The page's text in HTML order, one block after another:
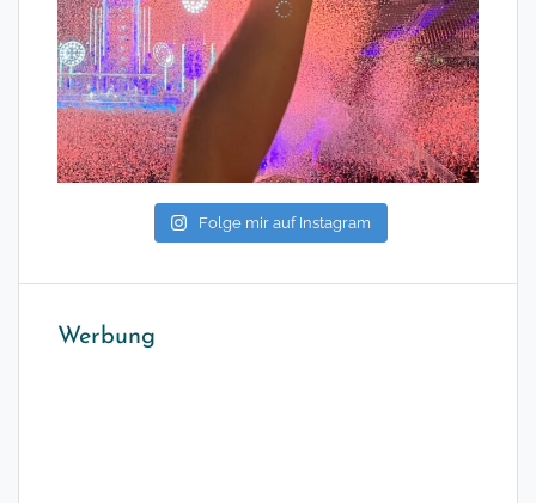
Folge mir auf Instagram
Werbung